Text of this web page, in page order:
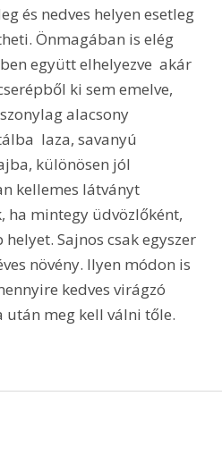
és nedves helyen esetleg
Önmagában is elég
együtt elhelyezve  akár
ki sem emelve,
alacsony
 laza, savanyú
különösen jól
kellemes látványt
ha mintegy üdvözlőként,
Sajnos csak egyszer
növény. Ilyen módon is
kedves virágzó
meg kell válni tőle.